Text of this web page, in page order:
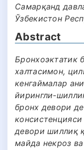
Самарқанд
Ўзбекистон
Abstract
Бронхоэктатик
халтасимон,
кенгаймалар
йирингли-
бронх девори
девори шиллиқ
майда некроз